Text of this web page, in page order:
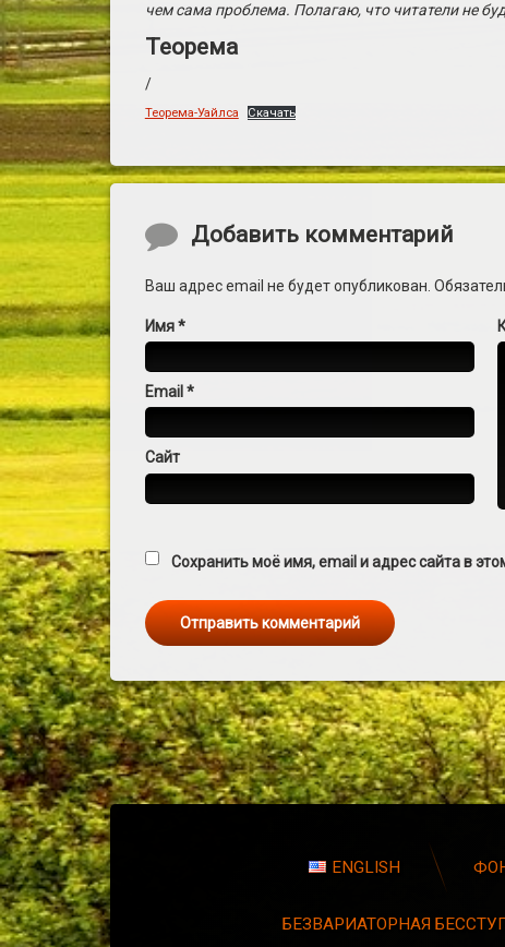
чем сама проблема. Полагаю, что читатели не
Теорема
/
Теорема-Уайлса Скачать
Комментарии
Добавить комментарий
Ваш адрес email не будет опубликован.
Имя*
Email *
Сайт
Сохранить моё имя, email и адрес сайта в
ENGLISH
БЕЗВАРИАТОРНАЯ